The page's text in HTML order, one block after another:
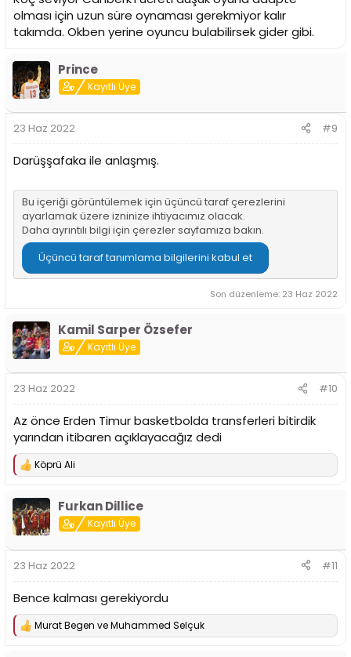
olması için uzun süre oynaması gerekmiyor kalır
takımda. Okben yerine oyuncu bulabilirsek gider gibi.
Prince
Kayıtlı Üye
23 Haz 2022 #9
Darüşşafaka ile anlaşmış.
Bu içeriği görüntülemek için üçüncü taraf çerezlerini
ayarlamak üzere izninize ihtiyacımız olacak.
Daha ayrıntılı bilgi için çerezler sayfamıza bakın.
Üçüncü taraf tanımlama bilgilerini kabul et
Son düzenleme: 23 Haz 2022
Kamil Sarper Özsefer
Kayıtlı Üye
23 Haz 2022 #10
Az önce Erden Timur basketbolda transferleri bitirdik
yarından itibaren açıklayacağız dedi
T
p
k
i
l
:
Köprü Ali
Furkan Dillice
Kayıtlı Üye
23 Haz 2022 #11
Bence kalması gerekiyordu
T
Murat Begen veMuhammed Selçuk